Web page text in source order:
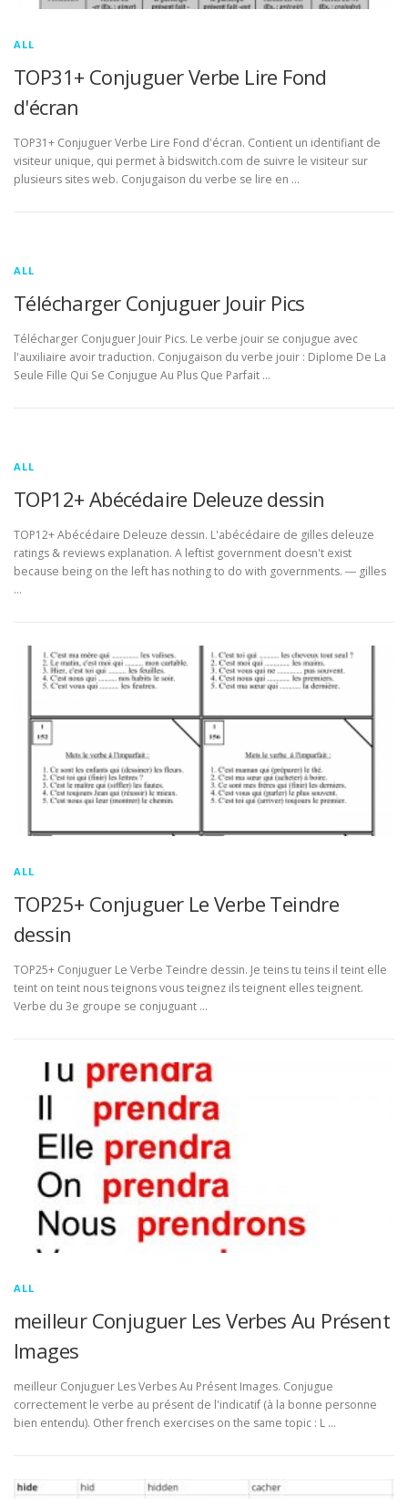
ALL
TOP31+ Conjuguer Verbe Lire Fond
d'écran
TOP31+ Conjuguer Verbe Lire Fond d'écran. Contient un identifiant de
visiteur unique, qui permet à bidswitch.com de suivre le visiteur sur
plusieurs sites web. Conjugaison du verbe se lire en …
ALL
Télécharger Conjuguer Jouir Pics
Télécharger Conjuguer Jouir Pics. Le verbe jouir se conjugue avec
l'auxiliaire avoir traduction. Conjugaison du verbe jouir : Diplome De La
Seule Fille Qui Se Conjugue Au Plus Que Parfait …
ALL
TOP12+ Abécédaire Deleuze dessin
TOP12+ Abécédaire Deleuze dessin. L'abécédaire de gilles deleuze
ratings & reviews explanation. A leftist government doesn't exist
because being on the left has nothing to do with governments. ― gilles
…
ALL
TOP25+ Conjuguer Le Verbe Teindre
dessin
TOP25+ Conjuguer Le Verbe Teindre dessin. Je teins tu teins il teint elle
teint on teint nous teignons vous teignez ils teignent elles teignent.
Verbe du 3e groupe se conjuguant …
ALL
meilleur Conjuguer Les Verbes Au Présent
Images
meilleur Conjuguer Les Verbes Au Présent Images. Conjugue
correctement le verbe au présent de l'indicatif (à la bonne personne
bien entendu). Other french exercises on the same topic : L …